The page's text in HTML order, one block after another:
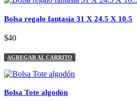
Bolsa regalo fantasía 31 X 24.5 X 10.5
$40
AGREGAR AL CARRITO
Bolsa Tote algodón